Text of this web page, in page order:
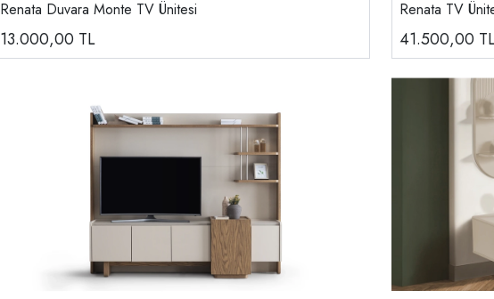
Renata Duvara Monte TV Ünitesi
13.000,00 TL
Renata TV
41.500,00